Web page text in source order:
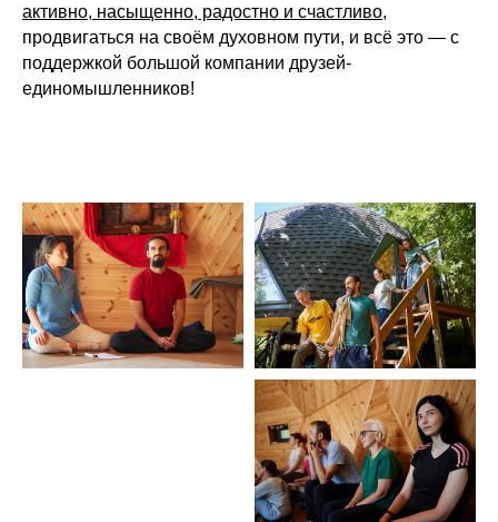
активно, насыщенно, радостно и счастливо,
продвигаться на своём духовном пути, и всё это — с
поддержкой большой компании друзей-
единомышленников!